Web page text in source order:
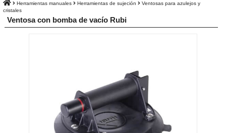
Herramientas manuales Herramientas de sujeción
Ventosas para azulejos y
cristales
Ventosa con bomba de vacío Rubi